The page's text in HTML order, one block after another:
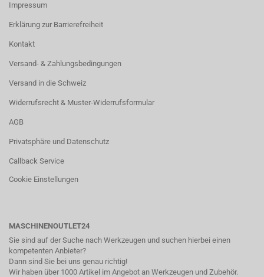
Impressum
Erklärung zur Barrierefreiheit
Kontakt
Versand- & Zahlungsbedingungen
Versand in die Schweiz
Widerrufsrecht & Muster-Widerrufsformular
AGB
Privatsphäre und Datenschutz
Callback Service
Cookie Einstellungen
MASCHINENOUTLET24
Sie sind auf der Suche nach Werkzeugen und suchen hierbei einen
kompetenten Anbieter?
Dann sind Sie bei uns genau richtig!
Wir haben über 1000 Artikel im Angebot an Werkzeugen und Zubehör.